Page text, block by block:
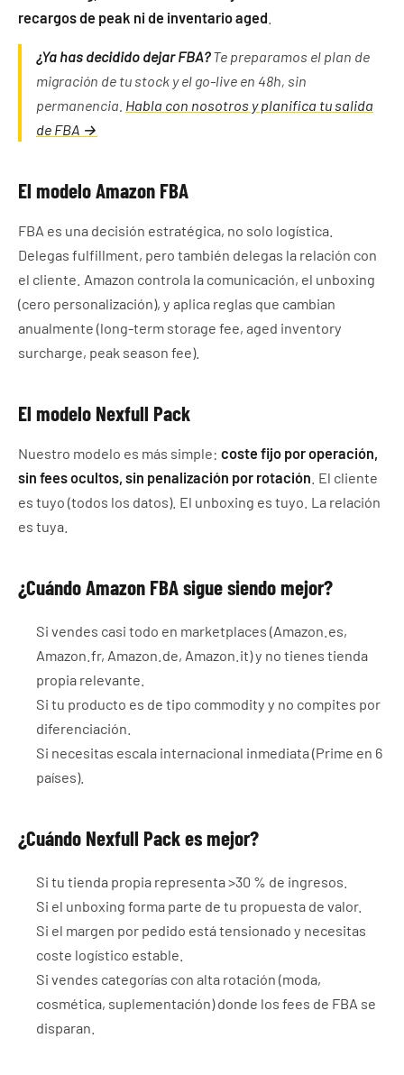
recargos de peak ni de inventario aged
¿Ya has decidido dejar FBA?Te preparamos el plan de
migración de tu stock y el go-live en 48h, sin
permanencia. Habla con nosotros y planifica tu salida
de FBA →
El modelo Amazon FBA
FBA es una decisión estratégica, no solo logística.
Delegas fulfillment, pero también delegas la relación con
el cliente. Amazon controla la comunicación, el unboxing
(cero personalización), y aplica reglas que cambian
anualmente (long-term storage fee, aged inventory
surcharge, peak season fee).
El modelo Nexfull Pack
Nuestro modelo es más simple: coste fijo por operación,
sin fees ocultos, sin penalización por rotación . El cliente
es tuyo (todos los datos). El unboxing es tuyo. La relación
es tuya.
¿Cuándo Amazon FBA sigue siendo mejor?
Si vendes casi todo en marketplaces (Amazon.es,
Amazon.fr, Amazon.de, Amazon.it) y no tienes tienda
propia relevante.
Si tu producto es de tipo commodity y no compites por
diferenciación.
Si necesitas escala internacional inmediata (Prime en 6
países).
¿Cuándo Nexfull Pack es mejor?
Si tu tienda propia representa >30 % de ingresos.
Si el unboxing forma parte de tu propuesta de valor.
Si el margen por pedido está tensionado y necesitas
coste logístico estable.
Si vendes categorías con alta rotación (moda,
cosmética, suplementación) donde los fees de FBA se
disparan.